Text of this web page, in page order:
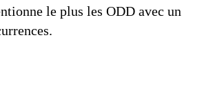
le plus les ODD avec un